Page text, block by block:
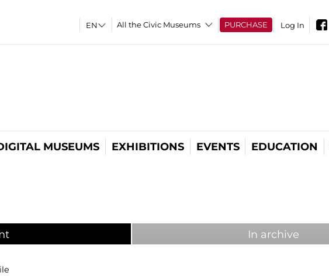
All the Civic Museums PURCHASE Log In
MUSEUMS EXHIBITIONS EVENTS EDUCATION
In archive